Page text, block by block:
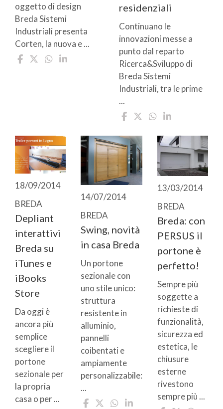
oggetto di design
Breda Sistemi
Industriali presenta
Corten, la nuova e ...
residenziali
Continuano le
innovazioni messe a
punto dal reparto
Ricerca&Sviluppo di
Breda Sistemi
Industriali, tra le prime
...
18/09/2014
BREDA
Depliant
interattivi
Breda su
iTunes e
iBooks
Store
Da oggi è
ancora più
semplice
scegliere il
portone
sezionale per
la propria
casa o per ...
14/07/2014
BREDA
Swing, novità
in casa Breda
Un portone
sezionale con
uno stile unico:
struttura
resistente in
alluminio,
pannelli
coibentati e
ampiamente
personalizzabile:
...
13/03/2014
BREDA
Breda: con
PERSUS il
portone è
perfetto!
Sempre più
soggette a
richieste di
funzionalità,
sicurezza ed
estetica, le
chiusure
esterne
rivestono
sempre più ...